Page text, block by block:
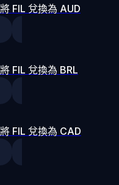
將 FIL 兌換為 AUD
將 FIL 兌換為 BRL
將 FIL 兌換為 CAD